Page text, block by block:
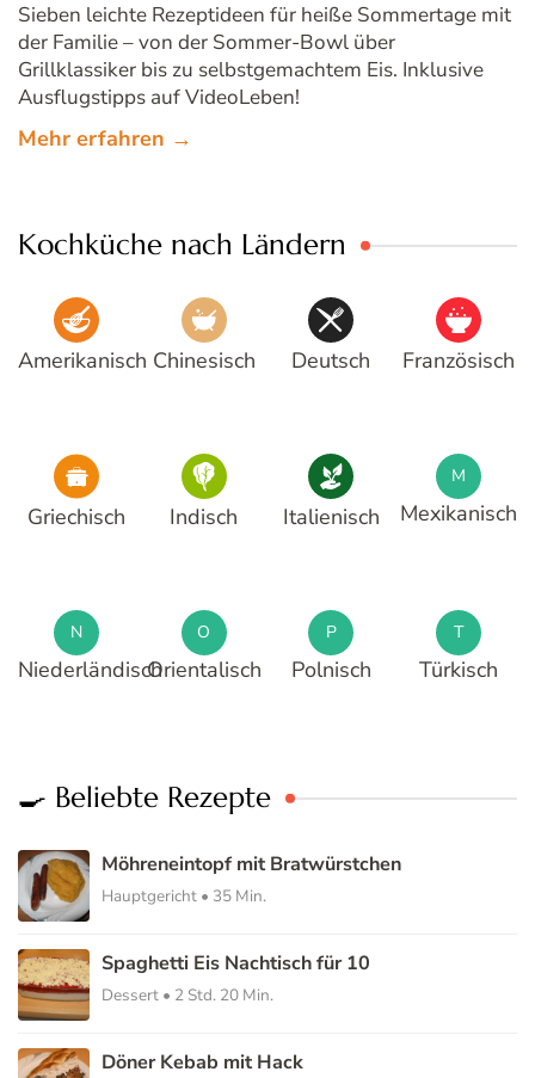
Sieben leichte Rezeptideen für heiße Sommertage mit
der Familie – von der Sommer-Bowl über
Grillklassiker bis zu selbstgemachtem Eis. Inklusive
Ausflugstipps auf VideoLeben!
Mehr erfahren →
Kochküche nach Ländern
Amerikanisch Chinesisch Deutsch Französisch
Griechisch Indisch Italienisch
M
Mexikanisch
N
Niederländisch
O
Orientalisch
P
Polnisch
T
Türkisch
🍳 Beliebte Rezepte
Möhreneintopf mit Bratwürstchen
Hauptgericht • 35 Min.
Spaghetti Eis Nachtisch für 10
Dessert • 2 Std. 20 Min.
Döner Kebab mit Hack